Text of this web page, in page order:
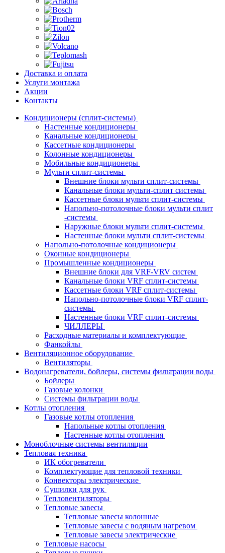
Доставка и оплата
Услуги монтажа
Акции
Контакты
Кондиционеры (сплит-системы)
Настенные кондиционеры
Канальные кондиционеры
Кассетные кондиционеры
Колонные кондиционеры
Мобильные кондиционеры
Мульти сплит-системы
Внешние блоки мульти сплит-системы
Канальные блоки мульти-сплит системы
Кассетные блоки мульти сплит-системы
Напольно-потолочные блоки мульти сплит
-системы
Наружные блоки мульти сплит-системы
Настенные блоки мульти сплит-системы
Напольно-потолочные кондиционеры
Оконные кондиционеры
Промышленные кондиционеры
Внешние блоки для VRF-VRV систем
Канальные блоки VRF сплит-системы
Кассетные блоки VRF сплит-системы
Напольно-потолочные блоки VRF сплит-
системы
Настенные блоки VRF сплит-системы
ЧИЛЛЕРЫ
Расходные материалы и комплектующие
Фанкойлы
Вентиляционное оборудование
Вентиляторы
Водонагреватели, бойлеры, системы фильтрации воды
Бойлеры
Газовые колонки
Системы фильтрации воды
Котлы отопления
Газовые котлы отопления
Напольные котлы отопления
Настенные котлы отопления
Моноблочные системы вентиляции
Тепловая техника
ИК обогреватели
Комплектующие для тепловой техники
Конвекторы электрические
Сушилки для рук
Тепловентиляторы
Тепловые завесы
Тепловые завесы колонные
Тепловые завесы с водяным нагревом
Тепловые завесы электрические
Тепловые насосы